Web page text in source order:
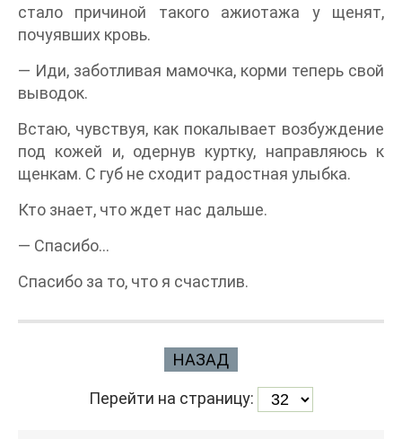
стало причиной такого ажиотажа у щенят,
почуявших кровь.
— Иди, заботливая мамочка, корми теперь свой
выводок.
Встаю, чувствуя, как покалывает возбуждение
под кожей и, одернув куртку, направляюсь к
щенкам. С губ не сходит радостная улыбка.
Кто знает, что ждет нас дальше.
— Спасибо…
Спасибо за то, что я счастлив.
НАЗАД
Перейти на страницу: